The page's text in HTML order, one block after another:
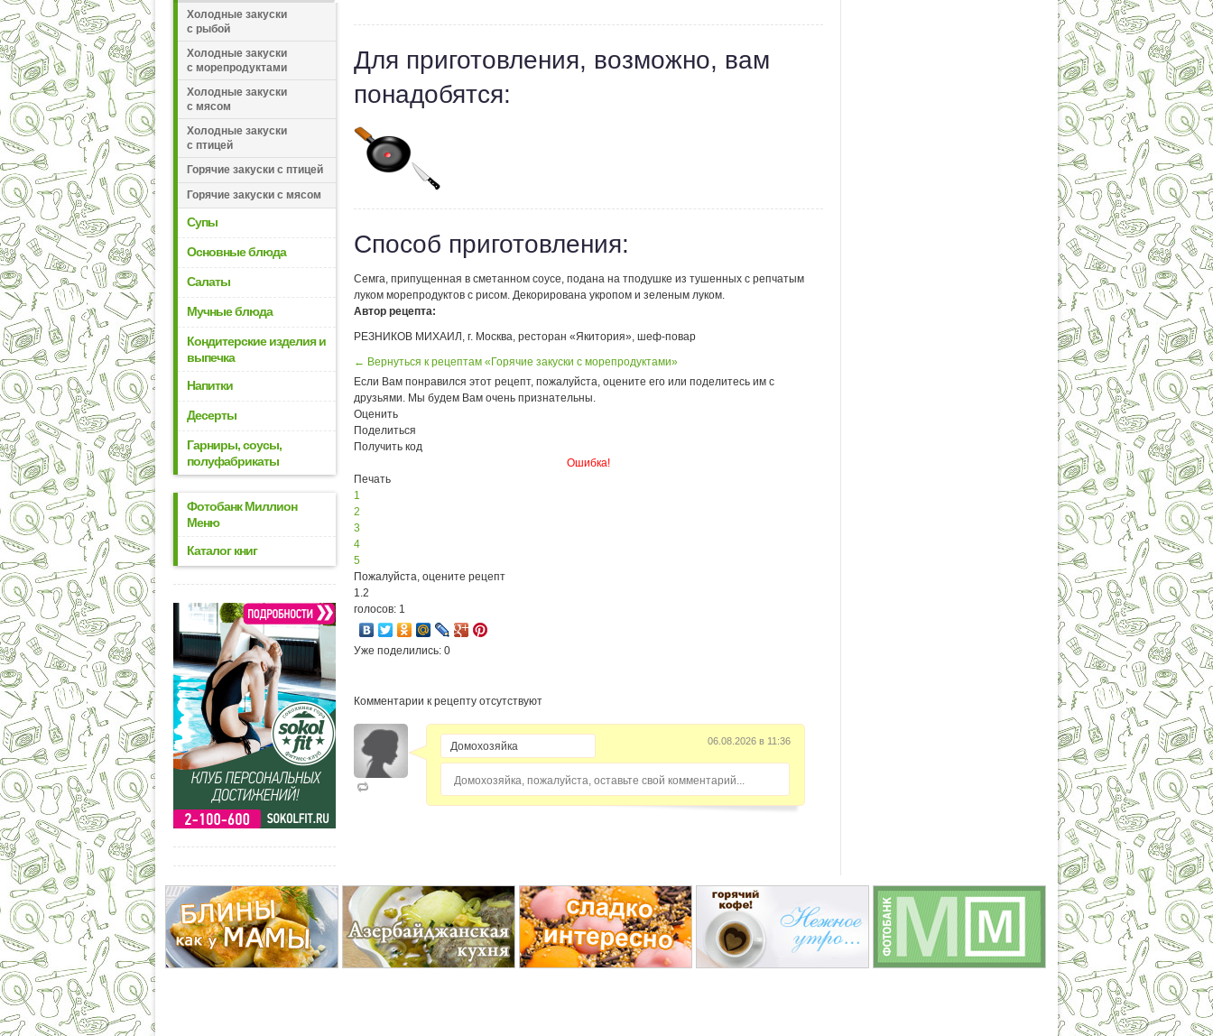
Холодные закуски
с рыбой
Холодные закуски
с морепродуктами
Холодные закуски
с мясом
Холодные закуски
с птицей
Горячие закуски с птицей
Горячие закуски с мясом
Супы
Основные блюда
Салаты
Мучные блюда
Кондитерские изделия и
выпечка
Напитки
Десерты
Гарниры, соусы,
полуфабрикаты
Фотобанк Миллион
Меню
Каталог книг
Для приготовления, возможно, вам
понадобятся:
Способ приготовления:
Семга, припущенная в сметанном соусе, подана на тподушке из тушенных с репчатым
луком морепродуктов с рисом. Декорирована укропом и зеленым луком.
Автор рецепта:
РЕЗНИКОВ МИХАИЛ, г. Москва, ресторан «Якитория», шеф-повар
← Вернуться к рецептам «Горячие закуски с морепродуктами»
Если Вам понравился этот рецепт, пожалуйста, оцените его или поделитесь им с
друзьями. Мы будем Вам очень признательны.
Оценить
Поделиться
Получить код
Ошибка!
Печать
1
2
3
4
5
Пожалуйста, оцените рецепт
1.2
голосов: 1
Уже поделились: 0
Комментарии к рецепту отсутствуют
06.08.2026 в 11:36
Домохозяйка, пожалуйста, оставьте свой комментарий...